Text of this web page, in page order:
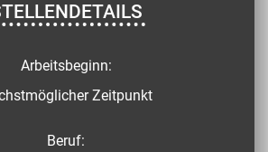
Arbeitsbeginn:
Zeitpunkt
Beruf: